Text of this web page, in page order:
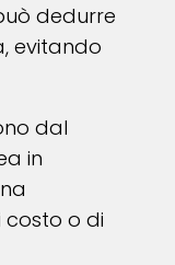
dedurre
evitando
dal
in
o di